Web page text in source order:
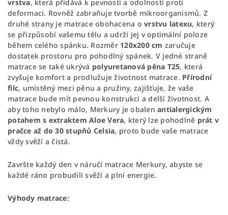
vrstva, která přidává k pevnosti a odolnosti proti
deformaci. Rovněž zabraňuje tvorbě mikroorganismů. Z
druhé strany je matrace obohacena o vrstvu latexu, který
se přizpůsobí vašemu tělu a udrží jej v optimální poloze
během celého spánku. Rozměr 120x200 cm zaručuje
dostatek prostoru pro pohodlný spánek. V jedné straně
matrace se také ukrývá polyuretanová pěna T25, která
zvyšuje komfort a prodlužuje životnost matrace. Přírodní
filc, umístěný mezi pěnu a pružiny, zajišťuje, že vaše
matrace bude mít pevnou konstrukci a delší životnost. A
aby toho nebylo málo, Merkury je obalen antialergickým
potahem s extraktem Aloe Vera, který lze pohodlně prát v
pračce až do 30 stupňů Celsia, proto bude vaše matrace
vždy svěží a čistá.
Završte každý den v náručí matrace Merkury, abyste se
každé ráno probudili svěží a plní energie.
Výhody matrace: